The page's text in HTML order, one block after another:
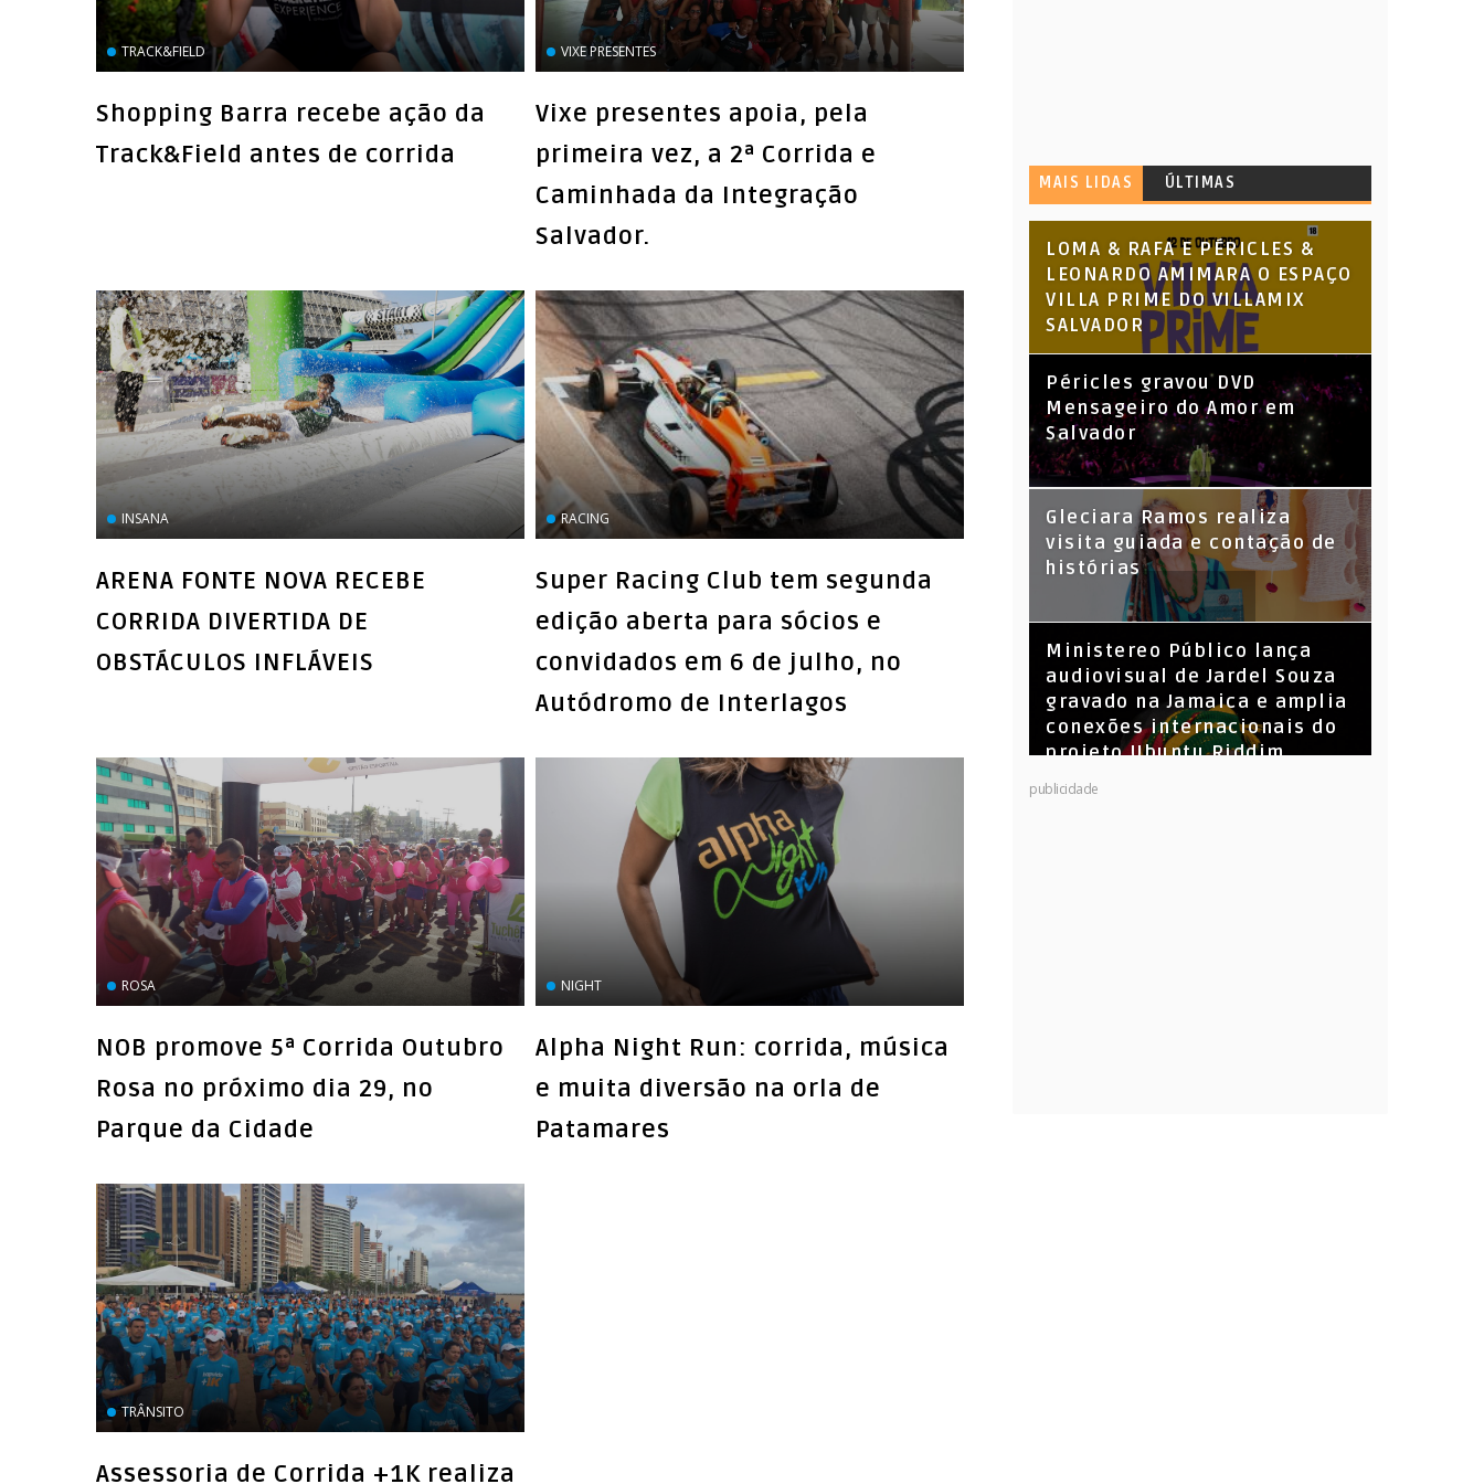
TRACK&FIELD
Shopping Barra recebe ação da
Track&Field antes de corrida
VIXE PRESENTES
Vixe presentes apoia, pela
primeira vez, a 2ª Corrida e
Caminhada da Integração
Salvador.
INSANA
ARENA FONTE NOVA RECEBE
CORRIDA DIVERTIDA DE
OBSTÁCULOS INFLÁVEIS
RACING
Super Racing Club tem segunda
edição aberta para sócios e
convidados em 6 de julho, no
Autódromo de Interlagos
ROSA
NOB promove 5ª Corrida Outubro
Rosa no próximo dia 29, no
Parque da Cidade
NIGHT
Alpha Night Run: corrida, música
e muita diversão na orla de
Patamares
TRÂNSITO
Assessoria de Corrida +1K realiza
MAIS LIDAS ÚLTIMAS
LOMA & RAFA E PÉRICLES &
LEONARDO AMIMARA O ESPAÇO
VILLA PRIME DO VILLAMIX
SALVADOR
Péricles gravou DVD
Mensageiro do Amor em
Salvador
KL Jay (Racionais MC’s), DJ
Raíz e DJ Leandro Vitrola na
BIGSHAKE 14
Gleciara Ramos realiza
visita guiada e contação de
histórias
​Ministereo Público lança
audiovisual de Jardel Souza
gravado na Jamaica e amplia
conexões internacionais do
projeto Ubuntu Riddim
publicidade